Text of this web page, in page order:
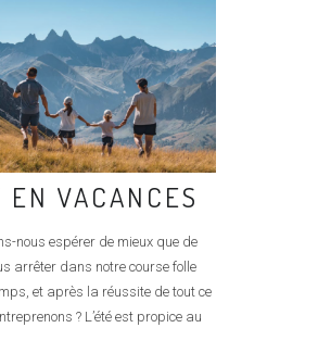
EN VACANCES
nous espérer de mieux que de
arrêter dans notre course folle
et après la réussite de tout ce
? L’été est propice au